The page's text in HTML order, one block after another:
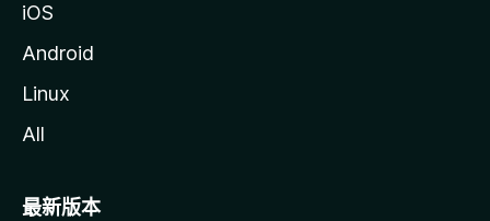
iOS
Android
Linux
All
最新版本